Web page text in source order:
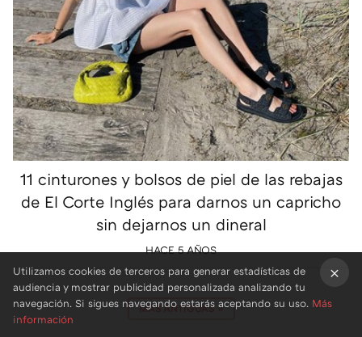
11 cinturones y bolsos de piel de las rebajas
de El Corte Inglés para darnos un capricho
sin dejarnos un dineral
HACE 5 AÑOS
MÁS ANTIGUAS »
Utilizamos cookies de terceros para generar estadísticas de
audiencia y mostrar publicidad personalizada analizando tu
navegación. Si sigues navegando estarás aceptando su uso. Más
información